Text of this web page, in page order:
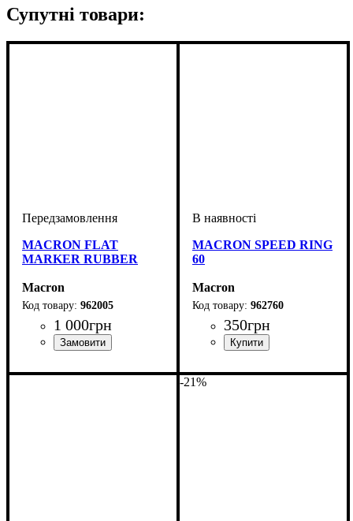
Супутні товари:
MACRON FLAT
MARKER RUBBER
Macron
962005
1 000грн
Помаранчевий, Жовтий,
MACRON SPEED RING
60
Macron
962760
350грн
-21%